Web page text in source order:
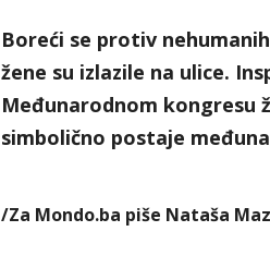
Boreći se protiv
žene su izlazile na ulice.
Međunarodnom kongresu
simbolično postaje
/Za Mondo.ba piše Nataša